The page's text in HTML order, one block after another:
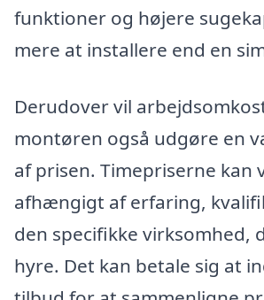
funktioner og højere
mere at installere end en
Derudover vil
montøren også udgøre en
af prisen. Timepriserne kan
afhængigt af erfaring,
den specifikke virksomhed,
hyre. Det kan betale sig at